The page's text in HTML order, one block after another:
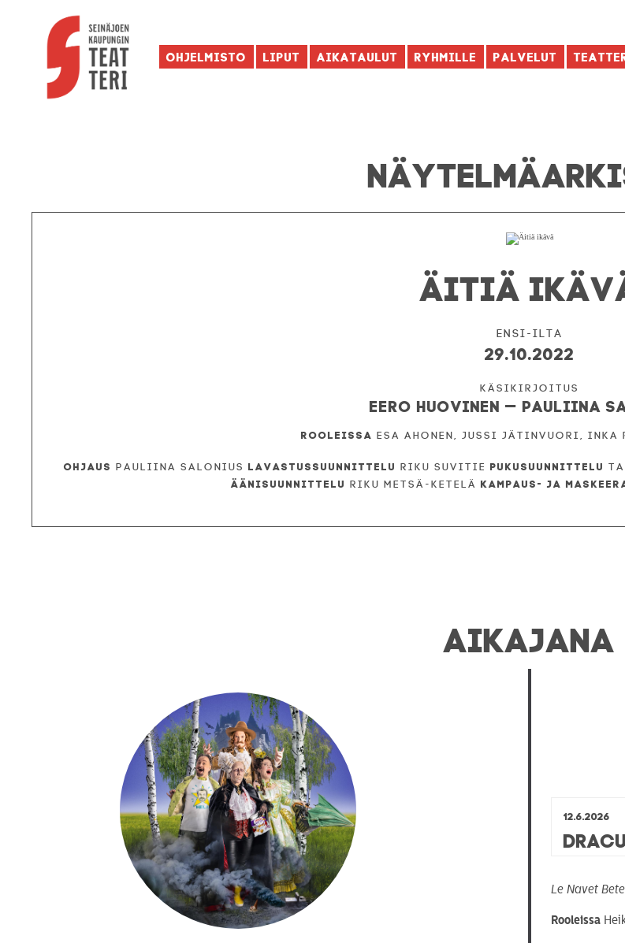
Ohjelmisto Liput Aikataulut Ryhmille Palvelut
ÄITIÄ
Ensi-ilta
29.10.2022
Eero Huovinen — Pauliina
Rooleissa Esa Ahonen, Jussi Jätinvuori, Inka
Ohjaus Pauliina Salonius Lavastussuunnittelu Riku Suvitie Pukusuunnittelu
Äänisuunnittelu Riku Metsä-Ketelä Kampaus- ja
AIKAJANA
12.6.2026
Le Navet
Rooleissa